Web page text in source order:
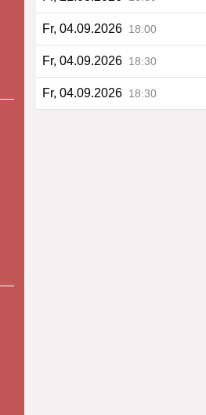
Fr, 04.09.2026 18:00
Fr, 04.09.2026 18:30
Fr, 04.09.2026 18:30